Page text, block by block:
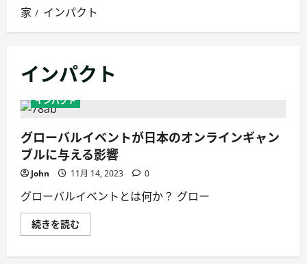
イ
マ
メ
ュ
家 インパクト
インパクト
インパクト
グローバルイベントが日本のオンラインギャン
ブルに与える影響
John 11月 14, 2023 0
グローバルイベントとは何か？ グロー
続きを読む
ロ